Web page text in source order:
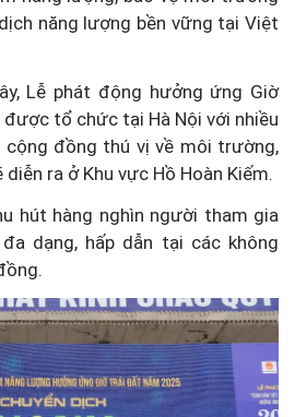
năng lượng bền vững tại Việt
Lễ phát động hưởng ứng Giờ
tổ chức tại Hà Nội với nhiều
đồng thú vị về môi trường,
ra ở Khu vực Hồ Hoàn Kiếm.
hút hàng nghìn người tham gia
dạng, hấp dẫn tại các không